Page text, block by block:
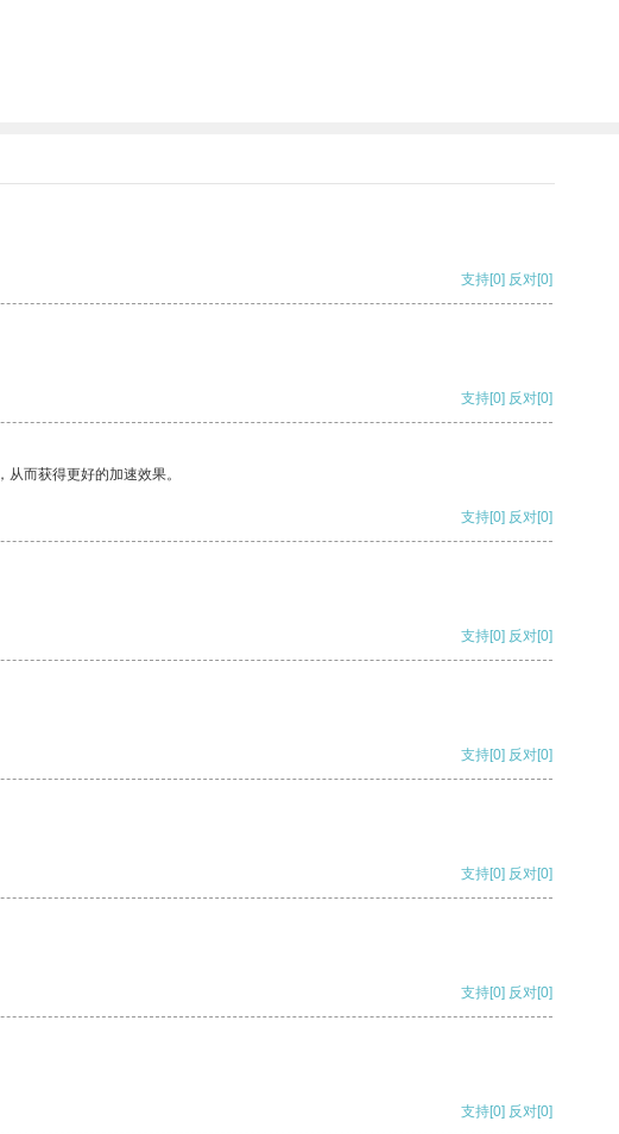
支持[0] 反对[0]
支持[0] 反对[0]
而获得更好的加速效果。
支持[0] 反对[0]
支持[0] 反对[0]
支持[0] 反对[0]
支持[0] 反对[0]
支持[0] 反对[0]
支持[0] 反对[0]